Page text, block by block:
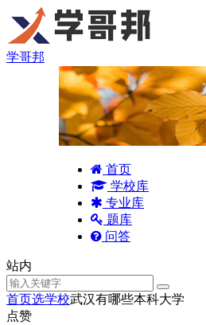
学哥邦
首页
学校库
专业库
题库
问答
站内
首页选学校武汉有哪些本科大学
点赞